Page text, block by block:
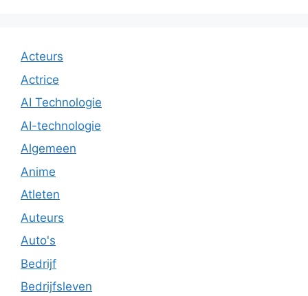
Acteurs
Actrice
AI Technologie
AI-technologie
Algemeen
Anime
Atleten
Auteurs
Auto's
Bedrijf
Bedrijfsleven